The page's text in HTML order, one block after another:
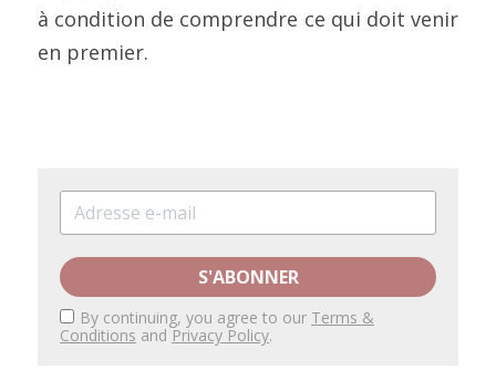
à condition de comprendre ce qui doit venir
en premier.
S'ABONNER
By continuing, you agree to our Terms &
Conditions andPrivacy Policy.